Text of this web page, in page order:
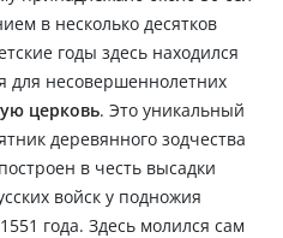
в несколько десятков
годы здесь находился
для несовершеннолетних
церковь. Это уникальный
деревянного зодчества
в честь высадки
войск у подножия
года. Здесь молился сам